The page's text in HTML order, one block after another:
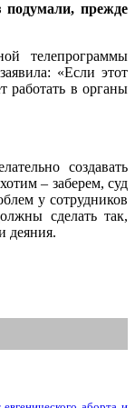
прежде
телепрограммы
«Если этот
работать в органы
создавать
– заберем, суд
у сотрудников
сделать так,
деяния.